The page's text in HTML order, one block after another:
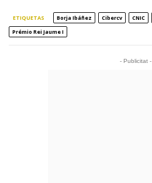
ETIQUETAS Borja Ibáñez Cibercv CNIC
Prémio Rei Jaume I
- Publicitat -